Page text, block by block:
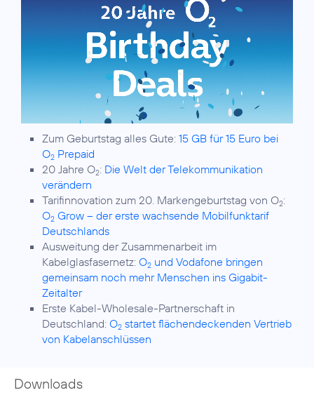
Zum Geburtstag alles Gute: 15 GB für 15 Euro bei
O2 Prepaid
20 Jahre O2: Die Welt der Telekommunikation
verändern
Tarifinnovation zum 20. Markengeburtstag von O2:
O2 Grow – der erste wachsende Mobilfunktarif
Deutschlands
Ausweitung der Zusammenarbeit im
Kabelglasfasernetz: O2 und Vodafone bringen
gemeinsam noch mehr Menschen ins Gigabit-
Zeitalter
Erste Kabel-Wholesale-Partnerschaft in
Deutschland: O2 startet flächendeckenden Vertrieb
von Kabelanschlüssen
Downloads